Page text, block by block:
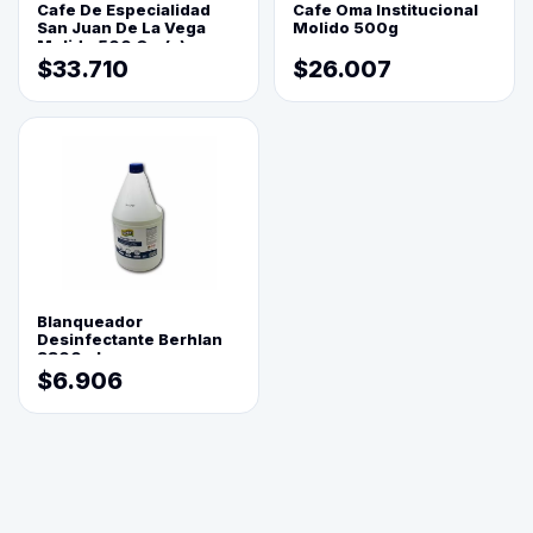
Cafe De Especialidad
San Juan De La Vega
Molido 500 Grs(=)
$33.710
Cafe Oma Institucional
Molido 500g
$26.007
Blanqueador
Desinfectante Berhlan
3800ml
$6.906